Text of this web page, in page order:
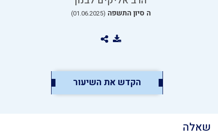
ה סיון התשפה (01.06.2025)
הקדש את השיעור
שאלה